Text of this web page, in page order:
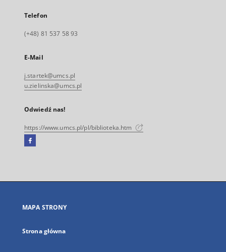
Telefon
(+48) 81 537 58 93
E-Mail
j.startek@umcs.pl
u.zielinska@umcs.pl
Odwiedź nas!
https://www.umcs.pl/pl/biblioteka.htm
Facebook
się
karcie
MAPA STRONY
Strona główna